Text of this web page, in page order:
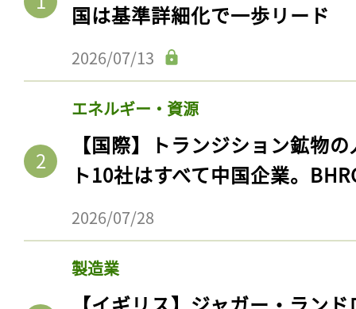
国は基準詳細化で一歩リード
2026/07/13
エネルギー・資源
【国際】トランジション鉱物
ト10社はすべて中国企業。
2026/07/28
製造業